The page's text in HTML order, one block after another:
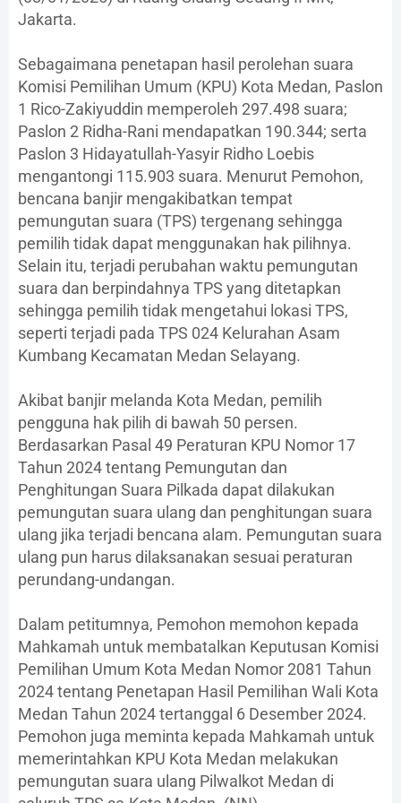
Jakarta.
Sebagaimana penetapan hasil perolehan suara
Komisi Pemilihan Umum (KPU) Kota Medan, Paslon
1 Rico-Zakiyuddin memperoleh 297.498 suara;
Paslon 2 Ridha-Rani mendapatkan 190.344; serta
Paslon 3 Hidayatullah-Yasyir Ridho Loebis
mengantongi 115.903 suara. Menurut Pemohon,
bencana banjir mengakibatkan tempat
pemungutan suara (TPS) tergenang sehingga
pemilih tidak dapat menggunakan hak pilihnya.
Selain itu, terjadi perubahan waktu pemungutan
suara dan berpindahnya TPS yang ditetapkan
sehingga pemilih tidak mengetahui lokasi TPS,
seperti terjadi pada TPS 024 Kelurahan Asam
Kumbang Kecamatan Medan Selayang.
Akibat banjir melanda Kota Medan, pemilih
pengguna hak pilih di bawah 50 persen.
Berdasarkan Pasal 49 Peraturan KPU Nomor 17
Tahun 2024 tentang Pemungutan dan
Penghitungan Suara Pilkada dapat dilakukan
pemungutan suara ulang dan penghitungan suara
ulang jika terjadi bencana alam. Pemungutan suara
ulang pun harus dilaksanakan sesuai peraturan
perundang-undangan.
Dalam petitumnya, Pemohon memohon kepada
Mahkamah untuk membatalkan Keputusan Komisi
Pemilihan Umum Kota Medan Nomor 2081 Tahun
2024 tentang Penetapan Hasil Pemilihan Wali Kota
Medan Tahun 2024 tertanggal 6 Desember 2024.
Pemohon juga meminta kepada Mahkamah untuk
memerintahkan KPU Kota Medan melakukan
pemungutan suara ulang Pilwalkot Medan di